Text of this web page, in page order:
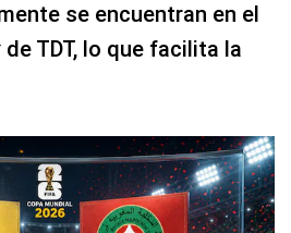
se encuentran en el
de TDT, lo que facilita la